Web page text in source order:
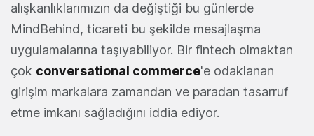
alışkanlıklarımızın da değiştiği bu günlerde
MindBehind, ticareti bu şekilde mesajlaşma
uygulamalarına taşıyabiliyor. Bir fintech olmaktan
çok conversational commerce'e odaklanan
girişim markalara zamandan ve paradan tasarruf
etme imkanı sağladığını iddia ediyor.